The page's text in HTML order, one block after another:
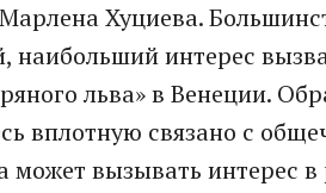
Хуциева.
наибольший интерес
льва» в Венеции.
вплотную связано с
вызывать интерес